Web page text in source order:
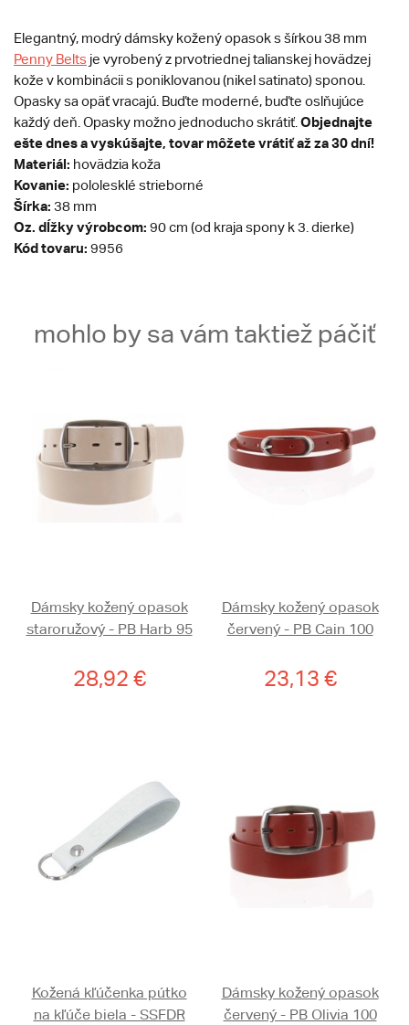
Elegantný, modrý dámsky kožený opasok s šírkou 38 mm
Penny Belts je vyrobený z prvotriednej talianskej hovädzej
kože v kombinácii s poniklovanou (nikel satinato) sponou.
Opasky sa opäť vracajú. Buďte moderné, buďte oslňujúce
každý deň. Opasky možno jednoducho skrátiť. Objednajte
ešte dnes a vyskúšajte, tovar môžete vrátiť až za 30 dní!
Materiál: hovädzia koža
Kovanie: pololesklé strieborné
Šírka: 38 mm
Oz. dĺžky výrobcom: 90 cm (od kraja spony k 3. dierke)
Kód tovaru: 9956
mohlo by sa vám taktiež páčiť
Dámsky kožený opasok
staroružový - PB Harb 95
28,92 €
Dámsky kožený opasok
červený - PB Cain 100
23,13 €
Kožená kľúčenka pútko
na kľúče biela - SSFDR
Dámsky kožený opasok
červený - PB Olivia 100